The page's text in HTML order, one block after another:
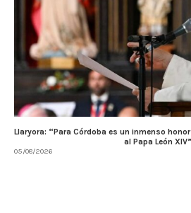
Llaryora: “Para Córdoba es un inmenso
al Papa León XIV”
05/08/2026